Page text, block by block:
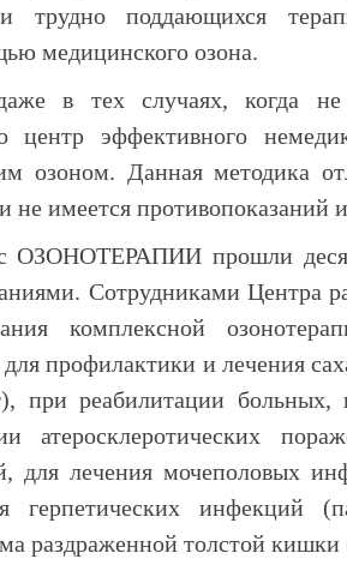
и трудно поддающихся
медицинского озона.
в тех случаях, когда
эффективного
озоном. Данная методика
не имеется противопоказаний
ОЗОНОТЕРАПИИ прошли
Сотрудниками Центра
комплексной
профилактики и лечения
при реабилитации больных,
атеросклеротических
для лечения мочеполовых
герпетических инфекций
раздраженной толстой кишки